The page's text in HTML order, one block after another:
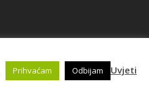
Prihvaćam Odbijam
Uvjeti